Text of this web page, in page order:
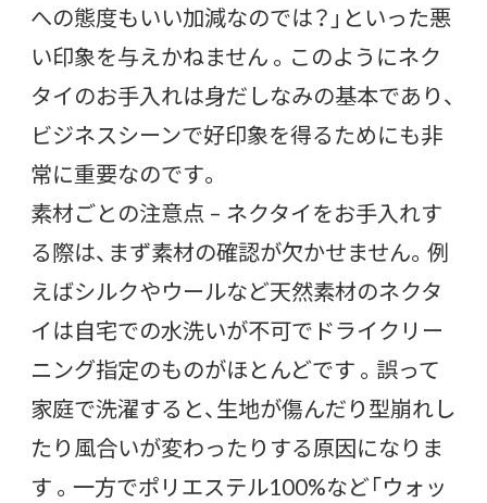
への態度もいい加減なのでは？」といった悪
い印象を与えかねません 。このようにネク
タイのお手入れは身だしなみの基本であり、
ビジネスシーンで好印象を得るためにも非
常に重要なのです。
素材ごとの注意点 – ネクタイをお手入れす
る際は、まず素材の確認が欠かせません。例
えばシルクやウールなど天然素材のネクタ
イは自宅での水洗いが不可でドライクリー
ニング指定のものがほとんどです 。誤って
家庭で洗濯すると、生地が傷んだり型崩れし
たり風合いが変わったりする原因になりま
す 。一方でポリエステル100%など「ウォッ